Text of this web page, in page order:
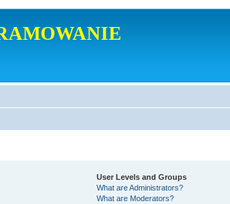
User Levels and Groups
What are Administrators?
What are Moderators?